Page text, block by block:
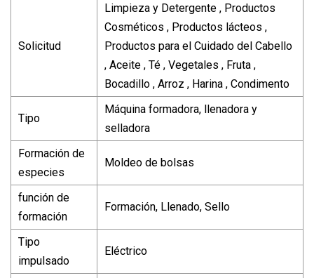
Solicitud
Limpieza y Detergente , Productos
Cosméticos , Productos lácteos ,
Productos para el Cuidado del Cabello
, Aceite , Té , Vegetales , Fruta ,
Bocadillo , Arroz , Harina , Condimento
Tipo
Máquina formadora, llenadora y
selladora
Formación de
especies
Moldeo de bolsas
función de
formación
Formación, Llenado, Sello
Tipo
impulsado
Eléctrico